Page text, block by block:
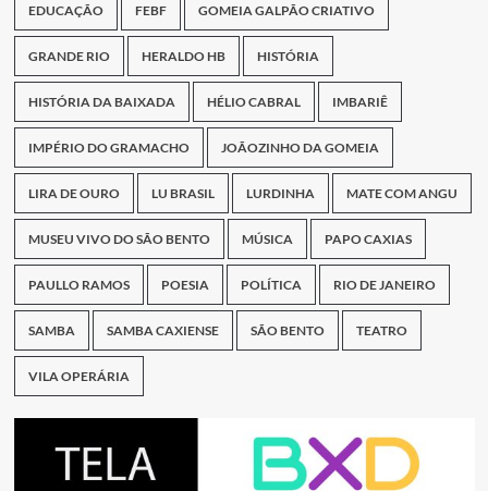
EDUCAÇÃO FEBF GOMEIA GALPÃO CRIATIVO
GRANDE RIO HERALDO HB HISTÓRIA
HISTÓRIA DA BAIXADA HÉLIO CABRAL IMBARIÊ
IMPÉRIO DO GRAMACHO JOÃOZINHO DA GOMEIA
LIRA DE OURO LU BRASIL LURDINHA MATE COM ANGU
MUSEU VIVO DO SÃO BENTO MÚSICA PAPO CAXIAS
PAULLO RAMOS POESIA POLÍTICA RIO DE JANEIRO
SAMBA SAMBA CAXIENSE SÃO BENTO TEATRO
VILA OPERÁRIA